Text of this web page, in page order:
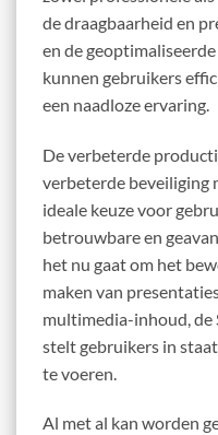
de draagbaarheid en
en de
kunnen gebruikers
een naadloze ervaring.
De verbeterde
verbeterde beveiliging
ideale keuze voor
betrouwbare en
het nu gaat om het
maken van
multimedia-inhoud, de
stelt gebruikers in
te voeren.
Al met al kan worden